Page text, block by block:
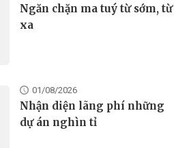
Ngăn chặn ma tuý từ sớm, từ
xa
01/08/2026
Nhận diện lãng phí những
dự án nghìn tỉ